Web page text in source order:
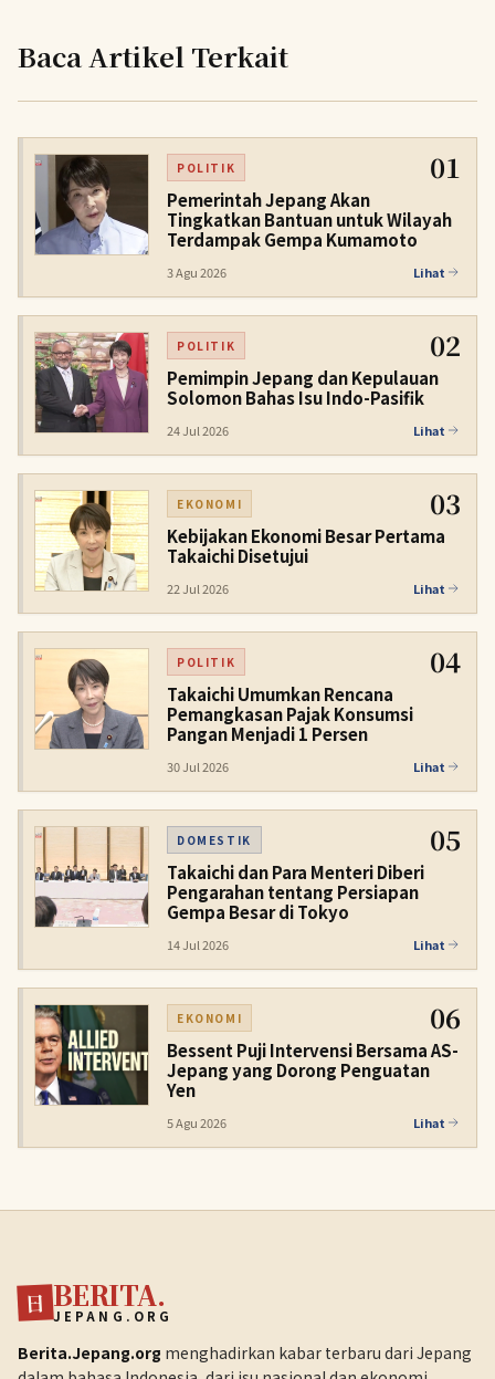
Baca Artikel Terkait
POLITIK 01
Pemerintah Jepang Akan
Tingkatkan Bantuan untuk Wilayah
Terdampak Gempa Kumamoto
3 Agu 2026 Lihat
POLITIK 02
Pemimpin Jepang dan Kepulauan
Solomon Bahas Isu Indo-Pasifik
24 Jul 2026 Lihat
EKONOMI 03
Kebijakan Ekonomi Besar Pertama
Takaichi Disetujui
22 Jul 2026 Lihat
POLITIK 04
Takaichi Umumkan Rencana
Pemangkasan Pajak Konsumsi
Pangan Menjadi 1 Persen
30 Jul 2026 Lihat
DOMESTIK 05
Takaichi dan Para Menteri Diberi
Pengarahan tentang Persiapan
Gempa Besar di Tokyo
14 Jul 2026 Lihat
EKONOMI 06
Bessent Puji Intervensi Bersama AS-
Jepang yang Dorong Penguatan
Yen
5 Agu 2026 Lihat
日 BERITA.
JEPANG.ORG
Berita.Jepang.org menghadirkan kabar terbaru dari Jepang